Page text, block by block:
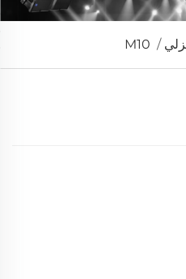
/
M10